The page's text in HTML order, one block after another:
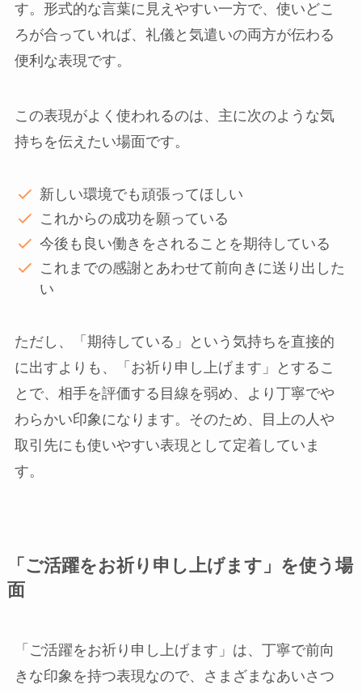
す。形式的な言葉に見えやすい一方で、使いどこ
ろが合っていれば、礼儀と気遣いの両方が伝わる
便利な表現です。
この表現がよく使われるのは、主に次のような気
持ちを伝えたい場面です。
新しい環境でも頑張ってほしい
これからの成功を願っている
今後も良い働きをされることを期待している
これまでの感謝とあわせて前向きに送り出した
い
ただし、「期待している」という気持ちを直接的
に出すよりも、「お祈り申し上げます」とするこ
とで、相手を評価する目線を弱め、より丁寧でや
わらかい印象になります。そのため、目上の人や
取引先にも使いやすい表現として定着していま
す。
「ご活躍をお祈り申し上げます」を使う場
面
「ご活躍をお祈り申し上げます」は、丁寧で前向
きな印象を持つ表現なので、さまざまなあいさつ